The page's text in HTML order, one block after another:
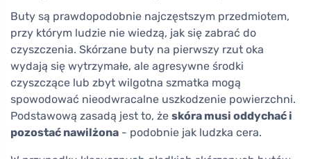
Buty są prawdopodobnie najczęstszym przedmiotem,
przy którym ludzie nie wiedzą, jak się zabrać do
czyszczenia. Skórzane buty na pierwszy rzut oka
wydają się wytrzymałe, ale agresywne środki
czyszczące lub zbyt wilgotna szmatka mogą
spowodować nieodwracalne uszkodzenie powierzchni.
Podstawową zasadą jest to, że skóra musi oddychać i
pozostać nawilżona - podobnie jak ludzka cera.